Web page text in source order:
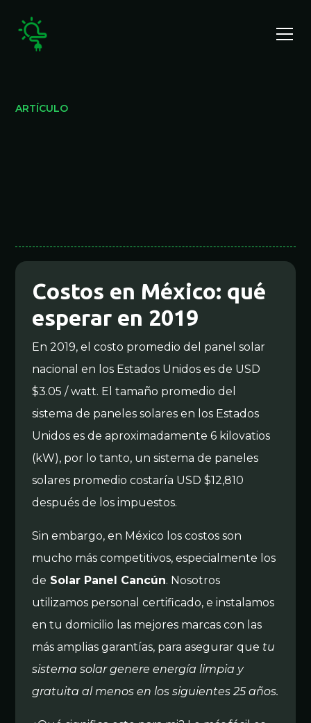
ARTÍCULO
Costos en México: qué
esperar en 2019
En 2019, el costo promedio del panel solar
nacional en los Estados Unidos es de USD
$3.05 / watt. El tamaño promedio del
sistema de paneles solares en los Estados
Unidos es de aproximadamente 6 kilovatios
(kW), por lo tanto, un sistema de paneles
solares promedio costaría USD $12,810
después de los impuestos.
Sin embargo, en México los costos son
mucho más competitivos, especialmente los
de Solar Panel Cancún. Nosotros
utilizamos personal certificado, e instalamos
en tu domicilio las mejores marcas con las
más amplias garantías, para asegurar que tu
sistema solar genere energía limpia y
gratuita al menos en los siguientes 25 años.